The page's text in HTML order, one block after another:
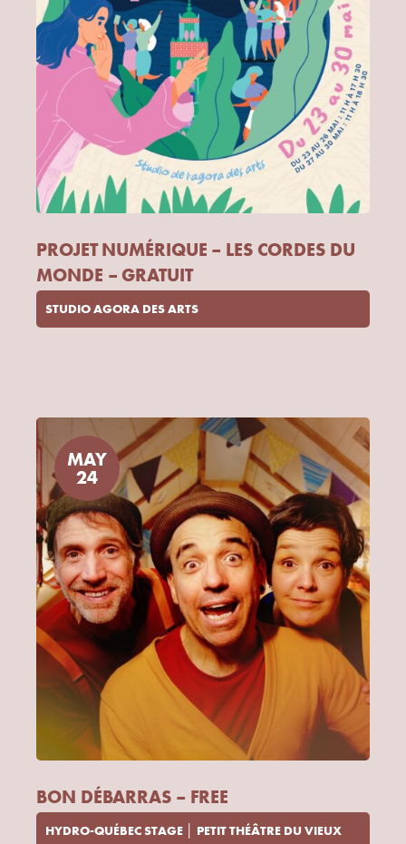
PROJET NUMÉRIQUE – LES CORDES DU
MONDE – GRATUIT
STUDIO AGORA DES ARTS
MAY
24
BON DÉBARRAS – FREE
HYDRO-QUÉBEC STAGE │ PETIT THÉÂTRE DU VIEUX